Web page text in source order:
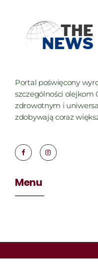
Portal poświęcony
szczególności olejkom
zdrowotnym i
zdobywają coraz
Menu